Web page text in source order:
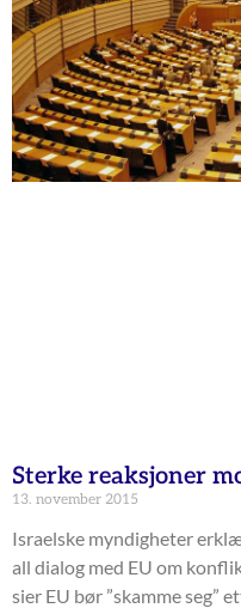
Sterke reaksjoner
13. november 2015
Israelske myndigheter
all dialog med EU om
sier EU bør ”skamme seg”